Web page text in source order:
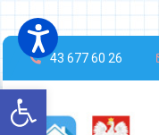
Open toolbar
43 677 60 26